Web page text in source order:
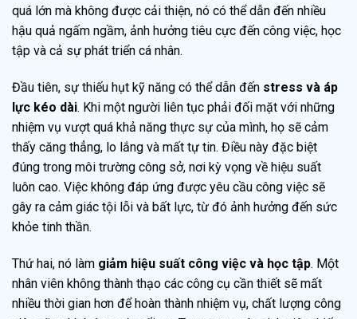
quá lớn mà không được cải thiện, nó có thể dẫn đến nhiều
hậu quả ngấm ngầm, ảnh hưởng tiêu cực đến công việc, học
tập và cả sự phát triển cá nhân.
Đầu tiên, sự thiếu hụt kỹ năng có thể dẫn đến stress và áp
lực kéo dài. Khi một người liên tục phải đối mặt với những
nhiệm vụ vượt quá khả năng thực sự của mình, họ sẽ cảm
thấy căng thẳng, lo lắng và mất tự tin. Điều này đặc biệt
đúng trong môi trường công sở, nơi kỳ vọng về hiệu suất
luôn cao. Việc không đáp ứng được yêu cầu công việc sẽ
gây ra cảm giác tội lỗi và bất lực, từ đó ảnh hưởng đến sức
khỏe tinh thần.
Thứ hai, nó làm giảm hiệu suất công việc và học tập. Một
nhân viên không thành thạo các công cụ cần thiết sẽ mất
nhiều thời gian hơn để hoàn thành nhiệm vụ, chất lượng công